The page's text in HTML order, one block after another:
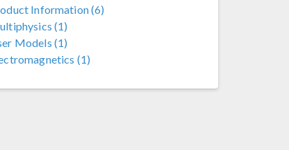
Information (6)
(1)
Models (1)
(1)